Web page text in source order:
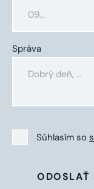
Správa
Súhlasím so
ODOSLAŤ